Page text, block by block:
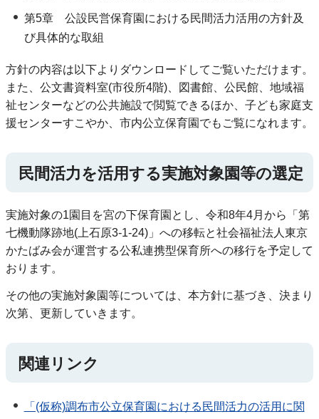
第5章 公設民営保育園における民間活力活用の方針及
び具体的な取組
方針の内容は以下よりダウンロードしてご覧いただけます。
また、公文書資料室(市役所4階)、図書館、公民館、地域福
祉センターなどの公共施設で閲覧できるほか、子ども家庭支
援センターすこやか、市内公立保育園でもご覧になれます。
民間活力を活用する実施対象園等の選定
実施対象の1園目を宮の下保育園とし、令和8年4月から「第
七機動隊跡地(上石原3-1-24)」への移転と社会福祉法人東京
かたばみ会が運営する公私連携型保育所への移行を予定して
おります。
その他の実施対象園等については、本方針に基づき、決まり
次第、更新していきます。
関連リンク
「(仮称)調布市公立保育園における民間活力の活用に関